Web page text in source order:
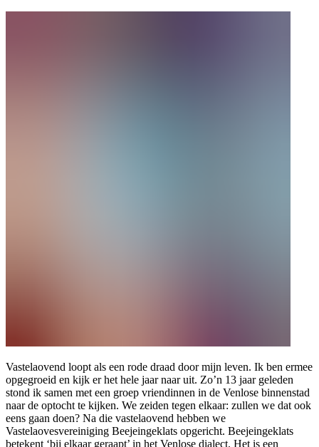
Vastelaovend loopt als een rode draad door mijn leven. Ik ben ermee
opgegroeid en kijk er het hele jaar naar uit. Zo’n 13 jaar geleden
stond ik samen met een groep vriendinnen in de Venlose binnenstad
naar de optocht te kijken. We zeiden tegen elkaar: zullen we dat ook
eens gaan doen? Na die vastelaovend hebben we
Vastelaovesvereiniging Beejeingeklats opgericht. Beejeingeklats
betekent ‘bij elkaar geraapt’ in het Venlose dialect. Het is een